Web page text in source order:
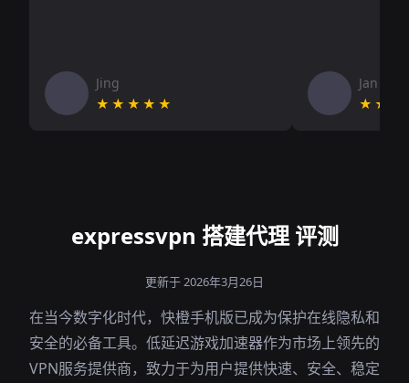
Jing
★★★★★
Jan V
expressvpn 搭建代理 评测
更新于 2026年3月26日
在当今数字化时代，快橙手机版已成为保护在线隐私和
安全的必备工具。低延迟游戏加速器作为市场上领先的
VPN服务提供商，致力于为用户提供快速、安全、稳定